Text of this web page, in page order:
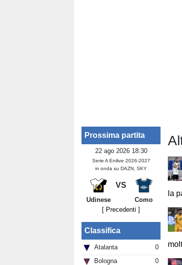
Prossima partita
22 ago 2026 18:30
Serie A Enilive 2026-2027
in onda su DAZN, SKY
VS
Udinese
Como
[ Precedenti ]
Classifica
Atalanta
0
Bologna
0
la